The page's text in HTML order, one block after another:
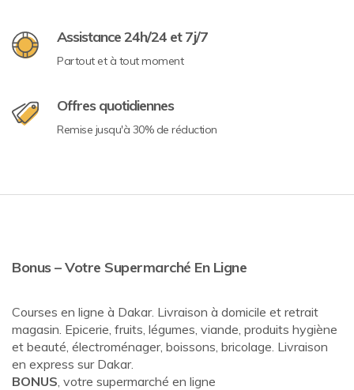
Assistance 24h/24 et 7j/7
Partout et à tout moment
Offres quotidiennes
Remise jusqu'à 30% de réduction
Bonus – Votre Supermarché En Ligne
Courses en ligne à Dakar. Livraison à domicile et retrait
magasin. Epicerie, fruits, légumes, viande, produits hygiène
et beauté, électroménager, boissons, bricolage. Livraison
en express sur Dakar.
BONUS , votre supermarché en ligne